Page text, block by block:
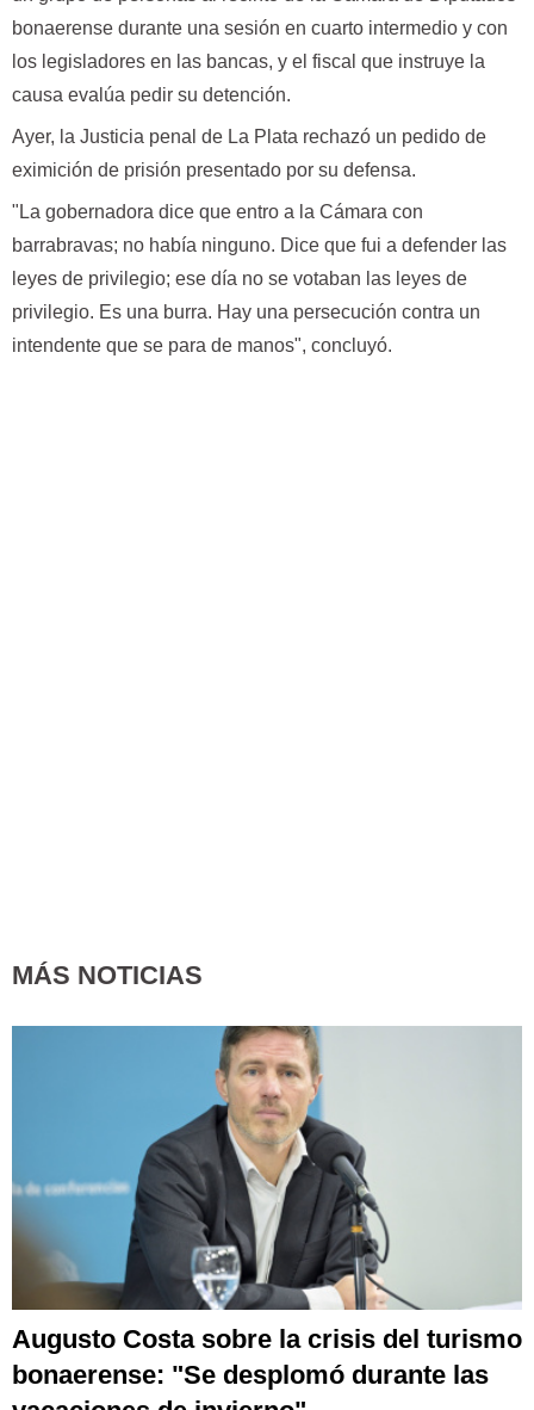
bonaerense durante una sesión en cuarto intermedio y con
los legisladores en las bancas, y el fiscal que instruye la
causa evalúa pedir su detención.
Ayer, la Justicia penal de La Plata rechazó un pedido de
eximición de prisión presentado por su defensa.
"La gobernadora dice que entro a la Cámara con
barrabravas; no había ninguno. Dice que fui a defender las
leyes de privilegio; ese día no se votaban las leyes de
privilegio. Es una burra. Hay una persecución contra un
intendente que se para de manos", concluyó.
MÁS NOTICIAS
Augusto Costa sobre la crisis del turismo
bonaerense: "Se desplomó durante las